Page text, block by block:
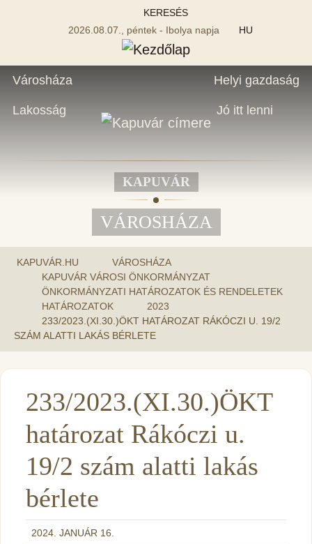
KERESÉS
2026.08.07., péntek - Ibolya napja
HU
Városháza
Lakosság
Helyi gazdaság
Jó itt lenni
KAPUVÁR
VÁROSHÁZA
KAPUVÁR.HU
VÁROSHÁZA
KAPUVÁR VÁROSI ÖNKORMÁNYZAT
ÖNKORMÁNYZATI HATÁROZATOK ÉS RENDELETEK
HATÁROZATOK
2023
233/2023.(XI.30.)ÖKT HATÁROZAT RÁKÓCZI U. 19/2
SZÁM ALATTI LAKÁS BÉRLETE
233/2023.(XI.30.)ÖKT
határozat Rákóczi u.
19/2 szám alatti lakás
bérlete
2024. JANUÁR 16.